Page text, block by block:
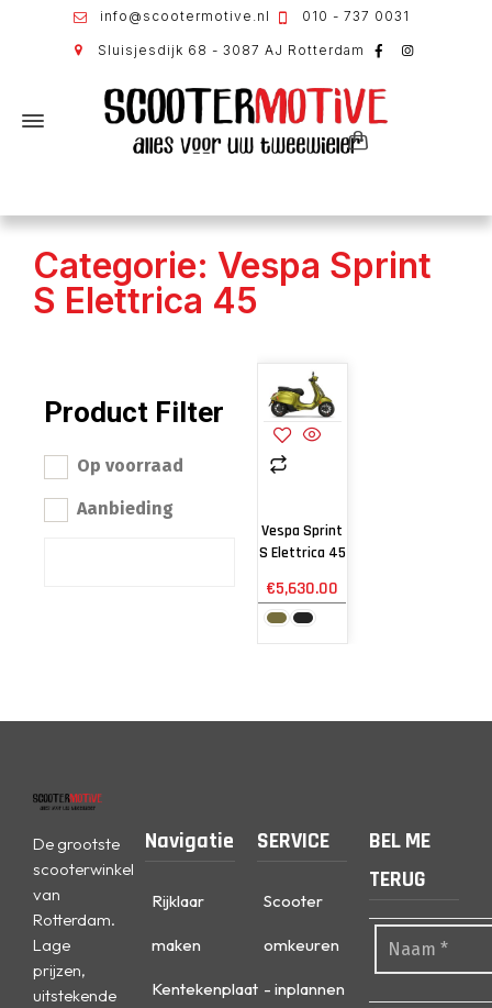
info@scootermotive.nl 010 - 737 0031
Sluisjesdijk 68 - 3087 AJ Rotterdam
Categorie: Vespa Sprint
S Elettrica 45
Product Filter
Op voorraad
Aanbieding
Vespa Sprint
S Elettrica 45
€5,630.00
De grootste
scooterwinkel
van
Rotterdam.
Lage
prijzen,
uitstekende
Navigatie
Rijklaar
maken
Kentekenplaat
SERVICE
Scooter
omkeuren
- inplannen
BEL ME
TERUG